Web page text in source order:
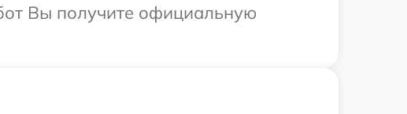
Вы получите официальную